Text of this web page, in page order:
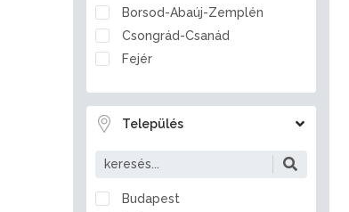
Borsod-Abaúj-Zemplén
Csongrád-Csanád
Fejér
Hajdú-Bihar
Heves
Nógrád
Település
Budapest